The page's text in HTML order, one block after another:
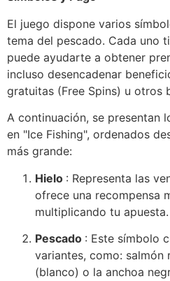
El juego dispone varios
tema del pescado. Cada uno
puede ayudarte a obtener
incluso desencadenar
gratuitas (Free Spins) u otros
A continuación, se presentan
en "Ice Fishing", ordenados
más grande:
Hielo : Representa las
ofrece una recompensa
multiplicando tu apuesta.
Pescado : Este símbolo
variantes, como:
(blanco) o la anchoa